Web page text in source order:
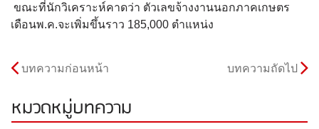
ขณะที่นักวิเคราะห์คาดว่า ตัวเลขจ้างงานนอกภาคเกษตร
เดือนพ.ค.จะเพิ่มขึ้นราว 185,000 ตำแหน่ง
บทความก่อนหน้า บทความถัดไป
หมวดหมู่บทความ